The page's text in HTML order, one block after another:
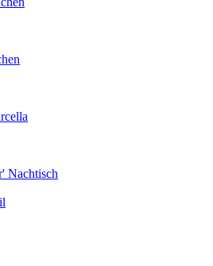
Nachtisch